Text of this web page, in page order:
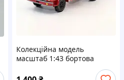
Колекційна модель
масштаб 1:43 бортова
вантажівка МАЗ-500А від
бренда Наш Автопром